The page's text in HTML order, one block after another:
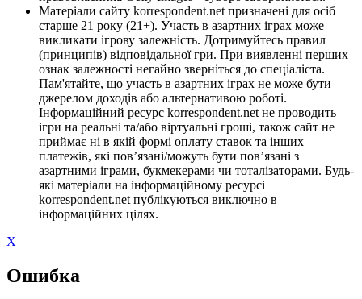
Матеріали сайту korrespondent.net призначені для осіб
старше 21 року (21+). Участь в азартних іграх може
викликати ігрову залежність. Дотримуйтесь правил
(принципів) відповідальної гри. При виявленні перших
ознак залежності негайно зверніться до спеціаліста.
Пам'ятайте, що участь в азартних іграх не може бути
джерелом доходів або альтернативою роботі.
Інформаційний ресурс korrespondent.net не проводить
ігри на реальні та/або віртуальні гроші, також сайт не
приймає ні в якій формі оплату ставок та інших
платежів, які пов’язані/можуть бути пов’язані з
азартними іграми, букмекерами чи тоталізаторами. Будь-
які матеріали на інформаційному ресурсі
korrespondent.net публікуються виключно в
інформаційних цілях.
X
Ошибка